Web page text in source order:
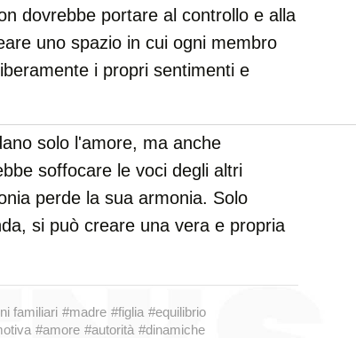
dovrebbe portare al controllo e alla
uno spazio in cui ogni membro
i propri sentimenti e
solo l'amore, ma anche
soffocare le voci degli altri
perde la sua armonia. Solo
si può creare una vera e propria
familiari #madre #figlia #equilibrio
#amore #autorità #dinamiche